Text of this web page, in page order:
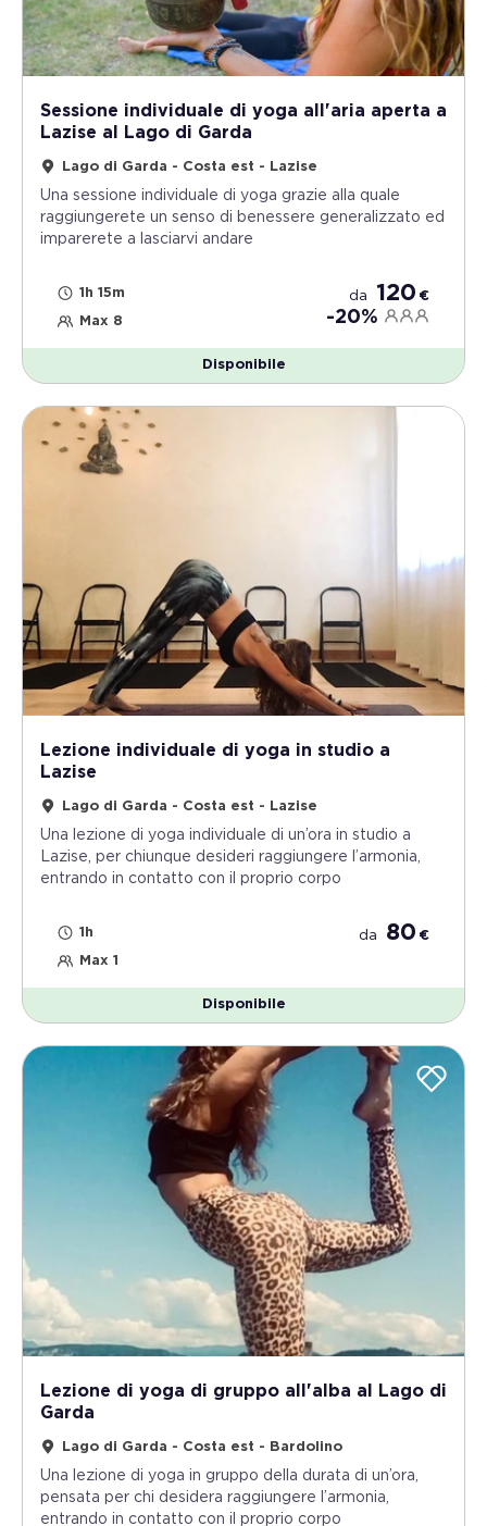
Sessione individuale di yoga all'aria aperta a
Lazise al Lago di Garda
Lago di Garda - Costa est - Lazise
Una sessione individuale di yoga grazie alla quale
raggiungerete un senso di benessere generalizzato ed
imparerete a lasciarvi andare
1h 15m
Max 8
da 120 €
-20%
Disponibile
Lezione individuale di yoga in studio a
Lazise
Lago di Garda - Costa est - Lazise
Una lezione di yoga individuale di un’ora in studio a
Lazise, per chiunque desideri raggiungere l’armonia,
entrando in contatto con il proprio corpo
1h
Max 1
da 80 €
Disponibile
Lezione di yoga di gruppo all'alba al Lago di
Garda
Lago di Garda - Costa est - Bardolino
Una lezione di yoga in gruppo della durata di un’ora,
pensata per chi desidera raggiungere l’armonia,
entrando in contatto con il proprio corpo